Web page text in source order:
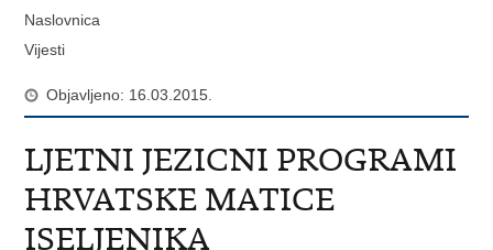
Naslovnica
Vijesti
Objavljeno: 16.03.2015.
LJETNI JEZICNI PROGRAMI
HRVATSKE MATICE
ISELJENIKA